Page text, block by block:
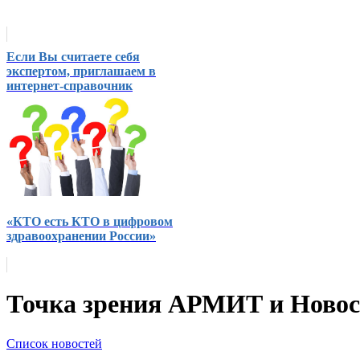
Если Вы считаете себя
экспертом, приглашаем в
интернет-справочник
«КТО есть КТО в цифровом
здравоохранении России»
Точка зрения АРМИТ и
Список новостей